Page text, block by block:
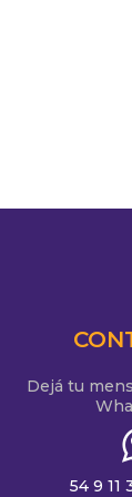
Dejá tu
54 9 11